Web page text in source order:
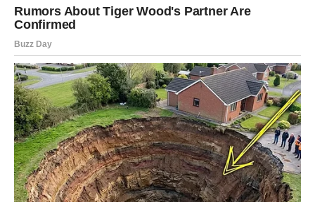
Također, kroj igra važnu ulogu. Ako su farmerke:
preuske
slabije konstrukcije, šavovi i tkanina ne mogu izdržati
stalno opterećenje
U oba slučaja veća je vjerovatnoća da će se pojaviti talasi na
tkanini.